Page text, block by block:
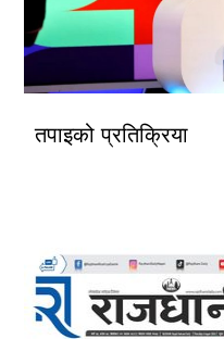
तपाइको प्रतिक्रिया